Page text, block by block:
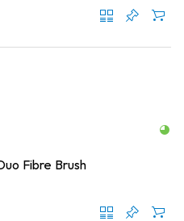
Fibre Brush